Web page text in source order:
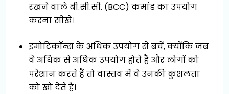
रखने वाले बी.सी.सी. (BCC) कमांड का उपयोग
करना सीखें।
इमोटिकॉन्स के अधिक उपयोग से बचें, क्योंकि जब
वे अधिक से अधिक उपयोग होते हैं और लोगों को
परेशान करते हैं तो वास्तव में वे उनकी कुशलता
को खो देते हैं।